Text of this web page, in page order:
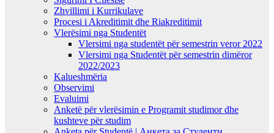
Zhvillimi i Kurrikulave
Procesi i Akreditimit dhe Riakreditimit
Vlerësimi nga Studentët
Vlersimi nga studentët për semestrin veror 2022
Vlersimi nga Studentët për semestrin dimëror
2022/2023
Kalueshmëria
Observimi
Evaluimi
Anketë për vlerësimin e Programit studimor dhe
kushteve për studim